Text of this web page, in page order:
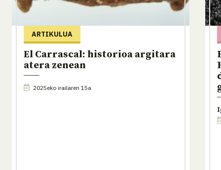
ARTIKULUA
El Carrascal: historioa argitara
atera zenean
2025eko irailaren 15a